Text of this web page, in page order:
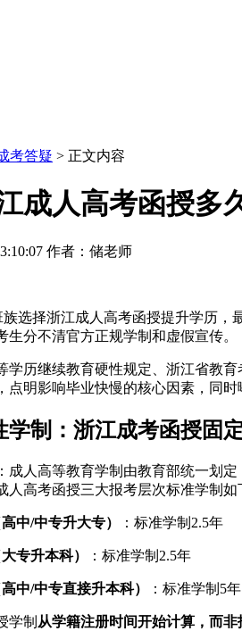
考答疑 > 正文内容
成人高考函授
作者：储老师
选择浙江成人高考函授提升学历，
生分不清官方正规学制和虚假宣传。
学历继续教育硬性规定、浙江省教
点明影响毕业快慢的核心因素，同
学制：浙江成考函授固
成人高等教育学制由教育部统一划
人高考函授三大报考层次标准学制如
中/中专升大专） ：标准学制2.5年
专升本科） ：标准学制2.5年
中/中专直接升本科） ：标准学制5年
学制 从学籍注册时间开始计算，而非